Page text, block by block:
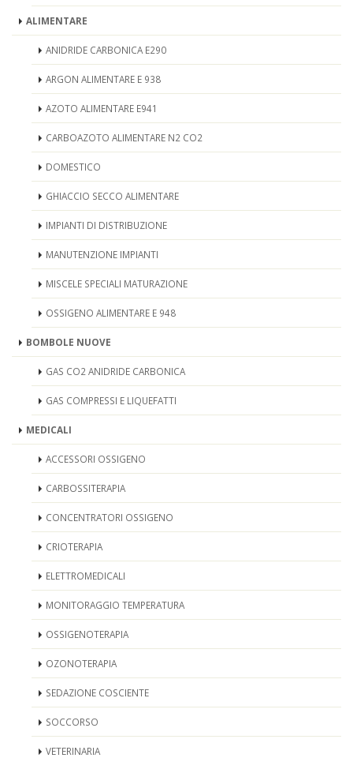
ALIMENTARE
ANIDRIDE CARBONICA E290
ARGON ALIMENTARE E 938
AZOTO ALIMENTARE E941
CARBOAZOTO ALIMENTARE N2 CO2
DOMESTICO
GHIACCIO SECCO ALIMENTARE
IMPIANTI DI DISTRIBUZIONE
MANUTENZIONE IMPIANTI
MISCELE SPECIALI MATURAZIONE
OSSIGENO ALIMENTARE E 948
BOMBOLE NUOVE
GAS CO2 ANIDRIDE CARBONICA
GAS COMPRESSI E LIQUEFATTI
MEDICALI
ACCESSORI OSSIGENO
CARBOSSITERAPIA
CONCENTRATORI OSSIGENO
CRIOTERAPIA
ELETTROMEDICALI
MONITORAGGIO TEMPERATURA
OSSIGENOTERAPIA
OZONOTERAPIA
SEDAZIONE COSCIENTE
SOCCORSO
VETERINARIA